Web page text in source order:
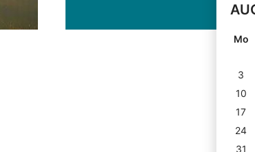
Mo
3
10
17
24
31